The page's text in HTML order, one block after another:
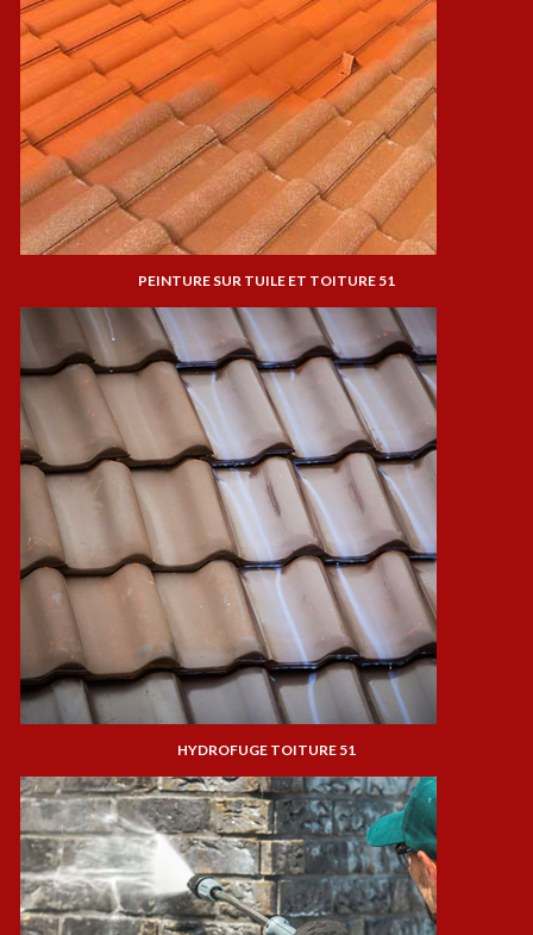
PEINTURE SUR TUILE ET TOITURE 51
HYDROFUGE TOITURE 51